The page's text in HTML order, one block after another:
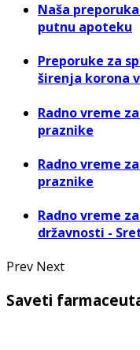
Naša
putnu apoteku
Preporuke za
širenja korona
Radno vreme
praznike
Radno vreme
praznike
Radno vreme
državnosti -
Prev Next
Saveti